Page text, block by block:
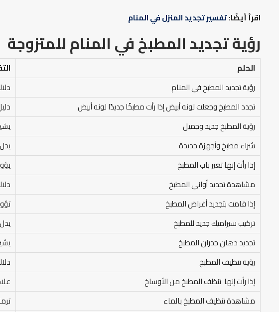
اقرأ أيضًا:تفسير تجديد المنزل في المنام
رؤية تجديد المطبخ في المنام للمتزوجة
الحلم
رؤية تجديد المطبخ في المنام
تجدد المطبخ وجعلت لونه أبيض إذا رأت مطبخًا جديدًا لونه أبيض
رؤية المطبخ جديد وجميل
شراء مطبخ وأجهزة جديدة
إذا رأت إنها تغير باب المطبخ
مشاهدة تجديد أواني المطبخ
إذا قامت بتجديد أغراض المطبخ
تركيب سيراميك جديد للمطبخ
تجديد دهان جدران المطبخ
رؤية تنظيف المطبخ
إذا رأت إنها تنظف المطبخ من الأوساخ
مشاهدة تنظيف المطبخ بالماء